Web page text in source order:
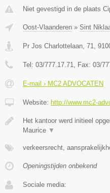
Niet gevestigd in de plaats
Oost-Vlaanderen » Sint
Pr Jos Charlottelaan, 71,
Tel: 03/777.17.71, Fax: 03/
E-mail › MC2 ADVOCATEN
Website: http://www.mc2-
Het kantoor werd initieel
Maurice ▼
verkeersrecht,
Openingstijden onbekend
Sociale media: